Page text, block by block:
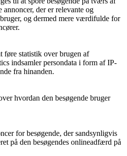
annoncer, der er relevante og
og dermed mere værdifulde for
føre statistik over brugen af
indsamler persondata i form af IP-
fra hinanden.
hvordan den besøgende bruger
for besøgende, der sandsynligvis
på den besøgendes onlineadfærd på